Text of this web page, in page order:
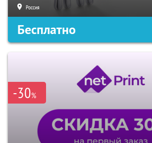
Россия
Бесплатно
-30%